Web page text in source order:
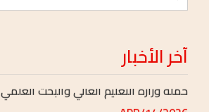
آخرالأخبار
اعلان هــــام
حملة وزارة التعليم العالي والبحث العلمي
2026/APR/14